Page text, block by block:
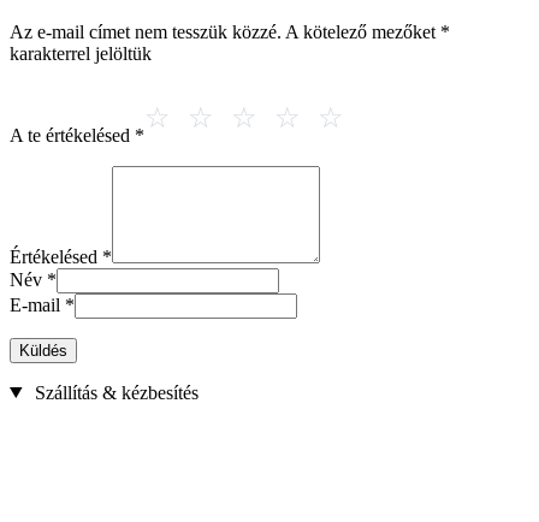
Az e-mail címet nem tesszük közzé. A kötelező mezőket *
karakterrel jelöltük
A te értékelésed *
Értékelésed *
Név *
E-mail *
Küldés
Szállítás & kézbesítés